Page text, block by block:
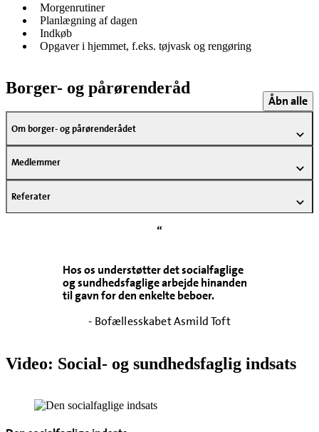
Morgenrutiner
Planlægning af dagen
Indkøb
Opgaver i hjemmet, f.eks. tøjvask og rengøring
Borger- og pårørenderåd
Åbn alle
Om borger- og pårørenderådet
Medlemmer
Referater
“
Hos os understøtter det socialfaglige
og sundhedsfaglige arbejde hinanden
til gavn for den enkelte beboer.
- Bofællesskabet Asmild Toft
Video: Social- og sundhedsfaglig indsats